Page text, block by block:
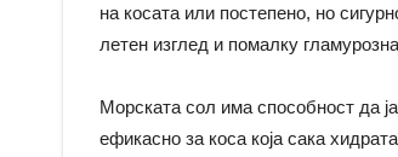
на косата или постепено, но
летен изглед и помалку
Морската сол има способност да
ефикасно за коса која сака